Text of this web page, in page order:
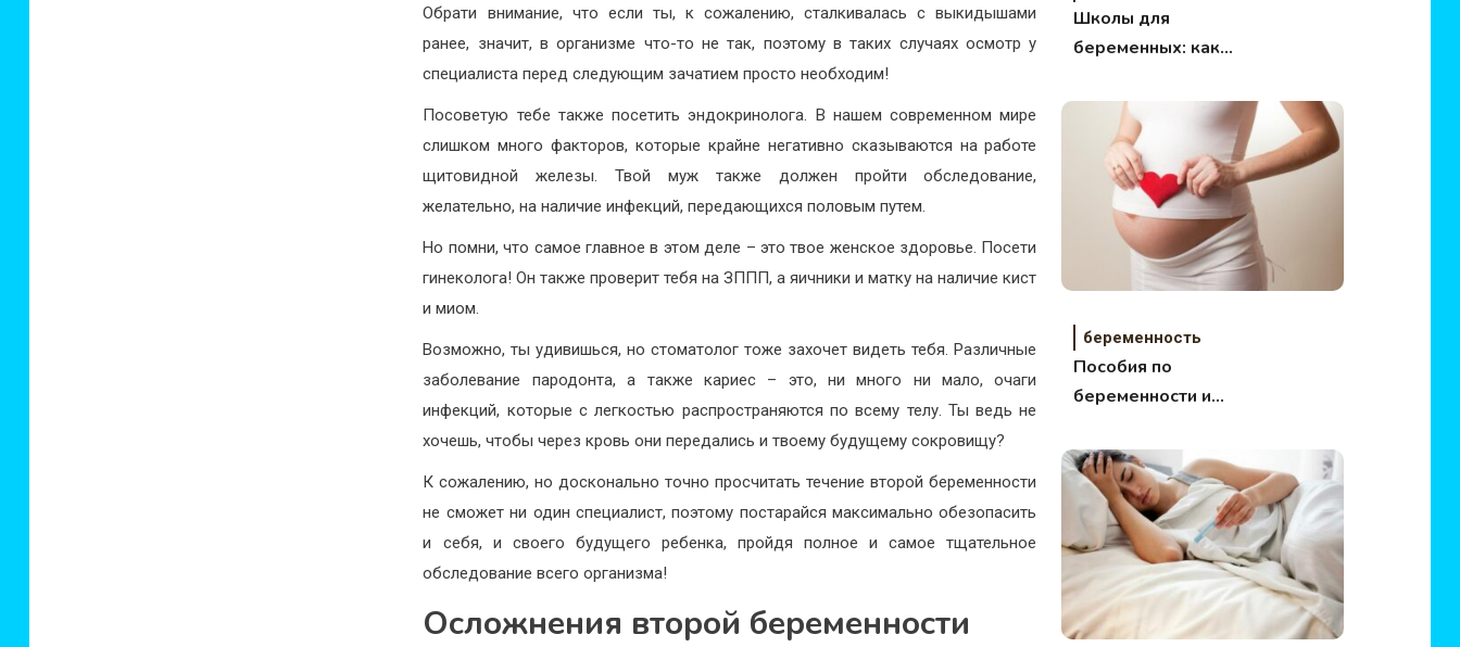
Обрати внимание, что если ты, к сожалению, сталкивалась с выкидышами
ранее, значит, в организме что-то не так, поэтому в таких случаях осмотр у
специалиста перед следующим зачатием просто необходим!
Посоветую тебе также посетить эндокринолога. В нашем современном мире
слишком много факторов, которые крайне негативно сказываются на работе
щитовидной железы. Твой муж также должен пройти обследование,
желательно, на наличие инфекций, передающихся половым путем.
Но помни, что самое главное в этом деле – это твое женское здоровье. Посети
гинеколога! Он также проверит тебя на ЗППП, а яичники и матку на наличие кист
и миом.
Возможно, ты удивишься, но стоматолог тоже захочет видеть тебя. Различные
заболевание пародонта, а также кариес – это, ни много ни мало, очаги
инфекций, которые с легкостью распространяются по всему телу. Ты ведь не
хочешь, чтобы через кровь они передались и твоему будущему сокровищу?
К сожалению, но досконально точно просчитать течение второй беременности
не сможет ни один специалист, поэтому постарайся максимально обезопасить
и себя, и своего будущего ребенка, пройдя полное и самое тщательное
обследование всего организма!
Осложнения второй беременности
Школы для
беременных: как
беременность
Пособия по
беременности и